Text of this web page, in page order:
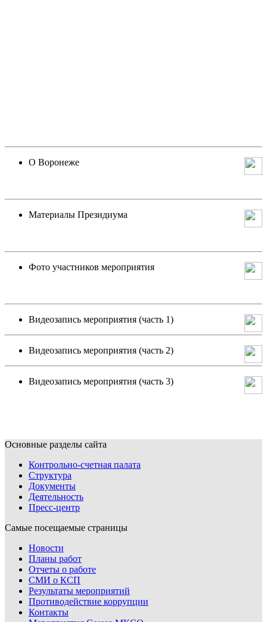
О Воронеже
Материалы Президиума
Фото участников мероприятия
Видеозапись мероприятия (часть 1)
Видеозапись мероприятия (часть 2)
Видеозапись мероприятия (часть 3)
Основные разделы сайта
Контрольно-счетная палата
Структура
Документы
Деятельность
Пресс-центр
Самые посещаемые страницы
Новости
Планы работ
Отчеты о работе
СМИ о КСП
Результаты мероприятий
Противодействие коррупции
Контакты